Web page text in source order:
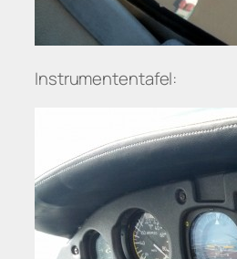
Instrumententafel: